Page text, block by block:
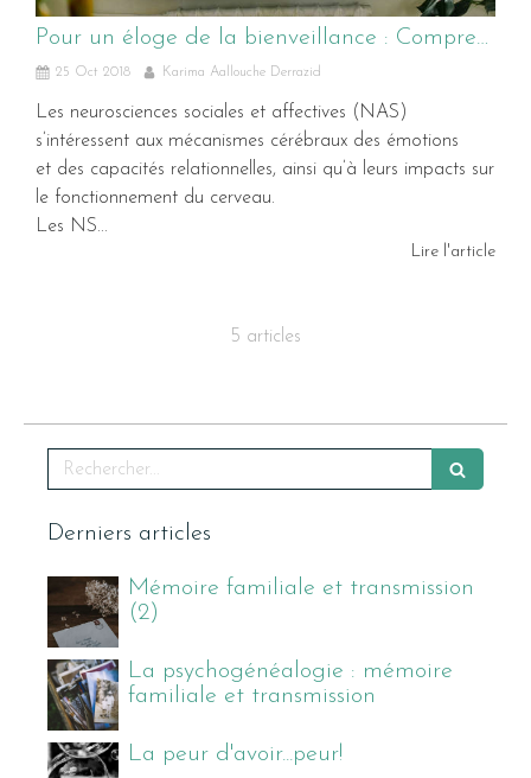
Pour un éloge de la bienveillance : Comprendre son enfant grâce aux neurosciences sociales
25 Oct 2018 Karima Aallouche Derrazid
Les neurosciences sociales et affectives (NAS)
s’intéressent aux mécanismes cérébraux des émotions
et des capacités relationnelles, ainsi qu’à leurs impacts sur
le fonctionnement du cerveau.
Les NS...
Lire l'article
5 articles
Rechercher
Derniers articles
Mémoire familiale et transmission
(2)
La psychogénéalogie : mémoire
familiale et transmission
La peur d'avoir...peur!